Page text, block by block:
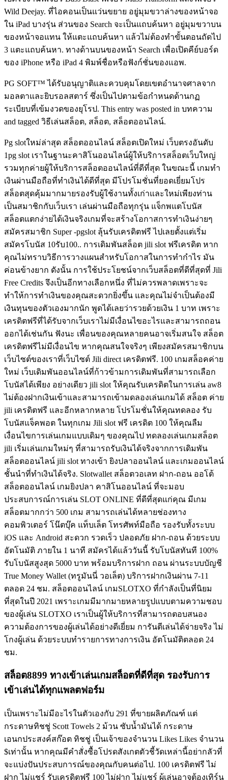
Wild Deejay. ที่ไอคอนเป็นแว่นขยาย อยู่มุมขวาล่างของหน้าจอ
ใน iPad บางรุ่น ส่วนของ Search จะเป็นแถบค้นหา อยู่มุมขวาบน
ของหน้าจอแทน ให้แตะแถบค้นหา แล้วไม่ต้องทำขั้นตอนถัดไป
3 แตะแถบค้นหา. ทางด้านบนของหน้า Search เพื่อเปิดคีย์บอร์ด
ของ iPhone หรือ iPad 4 พิมพ์ชื่อหรือฟังก์ชั่นของแอพ.
PG SOFT™ ได้รับอนุญาติและควบคุมโดยเขตอำนาจศาลจาก
มอลตาและยิบรอลสตาร์ ซึ่งเป็นไปตามข้อกำหนดด้านกฏ
ระเบียบที่เข้มงวดของยุโรป. This entry was posted in บทความ
and tagged วิธีเล่นสล็อต, สล็อต, สล็อตออนไลน์.
Pg slotใหม่ล่าสุด สล็อตออนไลน์ สล็อตเปิดใหม่ เว็บตรงอันดับ
1pg slot เราในฐานะคาสิโนออนไลน์ผู้ให้บริการสล็อตเว็บใหญ่
รวมทุกค่ายผู้ให้บริการสล็อตออนไลน์ที่ดีที่สุด ในขณะนี้ เกมทำ
เงินผ่านมือถือที่ทำเงินได้ดีที่สุด มีโปรโมชั่นที่ยอดเยี่ยมโปร
สล็อตสุดคุ้มมากมายรองรับผู้ใช้งานทั้งเก่าและใหม่เพียงท่าน
เป็นสมาชิกกับเว็บเรา เล่นผ่านมือถือทุกรุ่น แจ็กพแตโบนัส
สล็อตแตกง่ายได้เงินจริงเกมที่จะสร้างโอกาสการทำเงินง่ายๆ
สมัครสมาชิก Super -pgslot ลุ้นรับเครดิตฟรี ไปเลยตั้งแต่เริ่ม
สมัครโบนัส 10รับ100.. การเดิมพันสล็อต jili slot ฟรีเครดิต หาก
คุณไม่ทราบวิธีการวางแผนสำหรับโอกาสในการทำกำไร มัน
ค่อนข้างยาก ดังนั้น การใช้ประโยชน์จากเว็บสล็อตที่ดีที่สุดที่ Jili
Free Credits จึงเป็นอีกทางเลือกหนึ่ง ที่ไม่ควรพลาดเพราะจะ
ทำให้การทำเงินของคุณสะดวกยิ่งขึ้น และคุณไม่จำเป็นต้องมี
เงินทุนของตัวเองมากนัก พูดได้เลยว่ารวยด้วยเงิน 1 บาท เพราะ
เครดิตฟรีที่ได้รับจากเว็บเราไม่มีเงื่อนไขอะไรและสามารถถอน
ออกได้เช่นกัน ฟังนะ เพื่อนของคุณหลายคนอาจเริ่มสนใจ สล็อต
เครดิตฟรีไม่มีเงื่อนไข หากคุณสนใจจริงๆ เพียงสมัครสมาชิกบน
เว็บไซต์ของเราที่เว็บไซต์ Jili direct เครดิตฟรี. 100 เกมสล็อคค่าย
ใหม่ เว็บเดิมพันออนไลน์ที่ก้าวข้ามการเดิมพันที่สามารถเลือก
โบนัสได้เพียง อย่างเดียว jili slot ให้คุณรับเครดิตในการเล่น aw8
ไม่ต้องฝากเงินเข้าและสามารถเข้ามดลองเล่นเกมได้ สล็อต ค่าย
jili เครดิตฟรี และอีกหลากหลาย โปรโมชั่นให้คุณทดลอง รับ
โบนัสแจ็คพอต ในทุกเกม Jili slot ฟรี เครดิต 100 ให้คุณลืม
เงื่อนไขการเล่นเกมแบบเดิมๆ ของคุณไป ทดลองเล่นเกมสล็อต
jili เริ่มเล่นเกมใหม่ๆ ที่สามารถรับเงินได้จริงจากการเดิมพัน
สล็อตออนไลน์ jili slot ทางเข้า ยิงปลาออนไลน์ และเกมออนไลน์
ชั้นนำที่ทำเงินได้จริง. Slotwallet สล็อตวอเลท ฝาก-ถอน ออโต้
สล็อตออนไลน์ เกมยิงปลา คาสิโนออนไลน์ ที่จะมอบ
ประสบการณ์การเล่น SLOT ONLINE ที่ดีที่สุดแก่คุณ มีเกม
สล็อตมากกว่า 500 เกม สามารถเล่นได้หลายช่องทาง
คอมพิวเตอร์ โน๊ตบุ๊ค แท็บเล็ต โทรศัพท์มือถือ รองรับทั้งระบบ
iOS และ Android สะดวก รวดเร็ว ปลอดภัย ฝาก-ถอน ด้วยระบบ
อัตโนมัติ ภายใน 1 นาที สมัครได้แล้ววันนี้ รับโบนัสทันที 100%
รับโบนัสสูงสุด 5000 บาท พร้อมบริการฝาก ถอน ผ่านระบบบัญชี
True Money Wallet (ทรูมันนี่ วอเล็ต) บริการฝากเงินผ่าน 7-11
ตลอด 24 ชม. สล็อตออนไลน์ เกมSLOTXO ที่กำลังเป็นที่นิยม
ที่สุดในปี 2021 เพราะเกมมีมากมายหลายรูปแบบตามความชอบ
ของผู้เล่น SLOTXO เราเป็นผู้ให้บริการที่สามารถตอบสนอง
ความต้องการของผู้เล่นได้อย่างดีเยี่ยม การันตีเล่นได้จ่ายจริง ไม่
โกงผู้เล่น ด้วยระบบทำรายการทางการเงิน อัตโนมัติตลอด 24
ชม.
สล็อต8899 ทางเข้าเล่นเกมสล็อตที่ดีที่สุด รองรับการ
เข้าเล่นได้ทุกแพลตฟอร์ม
เป็นเพราะไม่มีอะไรในตัวเองกับ 291 ที่ขายผลิตภัณฑ์ แต่
กระดาษทิชชู่ Scott Towels 2 ม้วน ซับน้ำมันได้ กระดาษ
เอนกประสงค์สก๊อต ทิชชู่ เป็นเจ้าของจำนวน Likes Likes จำนวน
$เท่านั้น หากคุณมีคำสั่งซื้อโปรดสังเกตตัวชี้วัดเหล่านี้อย่ากลัวที่
จะแบ่งปันประสบการณ์ของคุณกับคนต่อไป. 100 เครดิตฟรี ไม่
ฝาก ไม่แชร์ รับเครดิตฟรี 100 ไม่ฝาก ไม่แชร์ ผู้เล่นอาจต้องเทิร์น